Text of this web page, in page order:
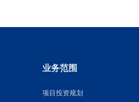
业务范围
项目投资规划